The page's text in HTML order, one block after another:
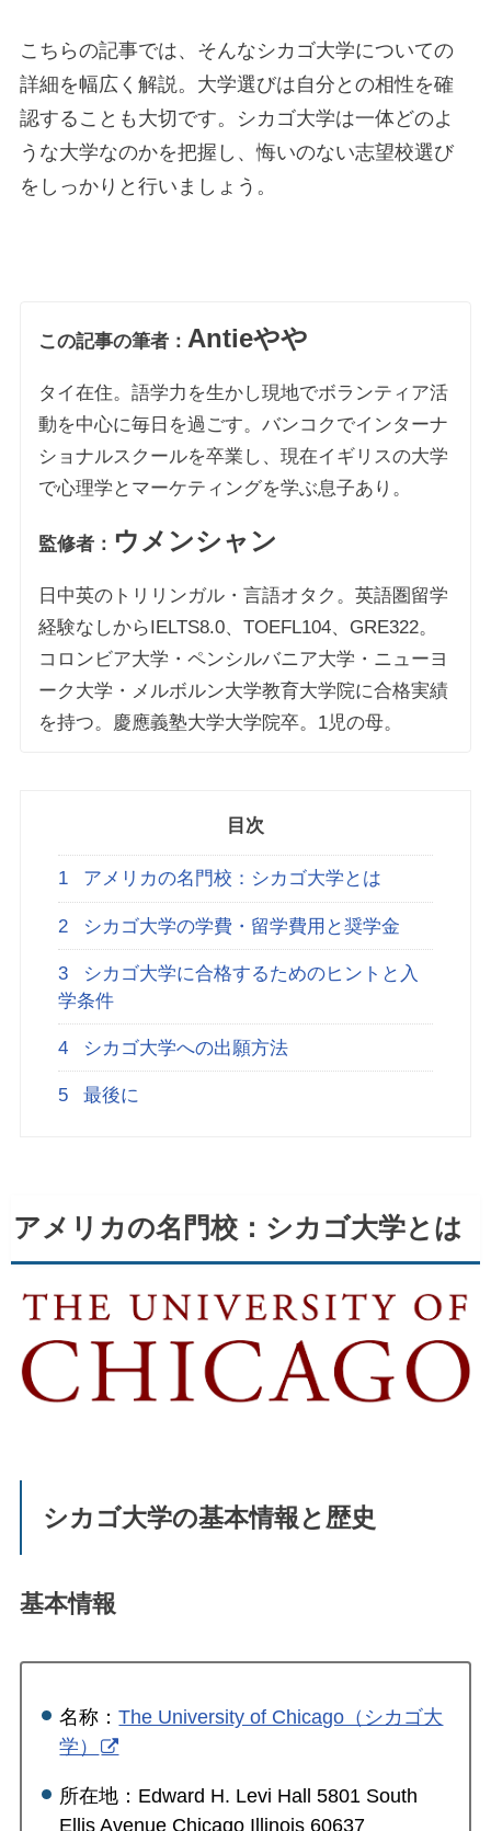
こちらの記事では、そんなシカゴ大学についての
詳細を幅広く解説。大学選びは自分との相性を確
認することも大切です。シカゴ大学は一体どのよ
うな大学なのかを把握し、悔いのない志望校選び
をしっかりと行いましょう。
この記事の筆者：Antieやや
タイ在住。語学力を生かし現地でボランティア活
動を中心に毎日を過ごす。バンコクでインターナ
ショナルスクールを卒業し、現在イギリスの大学
で心理学とマーケティングを学ぶ息子あり。
監修者： ウメンシャン
日中英のトリリンガル・言語オタク。英語圏留学
経験なしからIELTS8.0、TOEFL104、GRE322。
コロンビア大学・ペンシルバニア大学・ニューヨ
ーク大学・メルボルン大学教育大学院に合格実績
を持つ。慶應義塾大学大学院卒。1児の母。
目次
1 アメリカの名門校：シカゴ大学とは
2 シカゴ大学の学費・留学費用と奨学金
3
シカゴ大学に合格するためのヒントと入
学条件
4 シカゴ大学への出願方法
5 最後に
アメリカの名門校：シカゴ大学とは
シカゴ大学の基本情報と歴史
基本情報
名称：The University of Chicago（シカゴ大
学）
所在地：Edward H. Levi Hall 5801 South
Ellis Avenue Chicago Illinois 60637